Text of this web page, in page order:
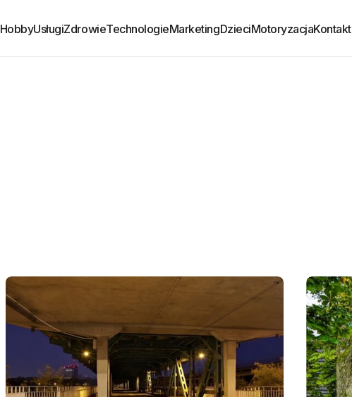
HobbyUsługiZdrowieTechnologieMarketingDzieciMotoryzacjaKontakt